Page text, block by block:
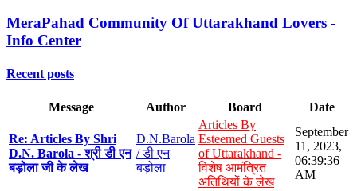
MeraPahad Community Of Uttarakhand Lovers -
Info Center
Recent posts
Message Author Board Date
Re: Articles By Shri
D.N. Barola - श्री डी एन
बड़ोला जी के लेख
D.N.Barola
/ डी एन
बड़ोला
Articles By
Esteemed Guests
of Uttarakhand -
विशेष आमंत्रित
अतिथियों के लेख
September
11, 2023,
06:39:36
AM